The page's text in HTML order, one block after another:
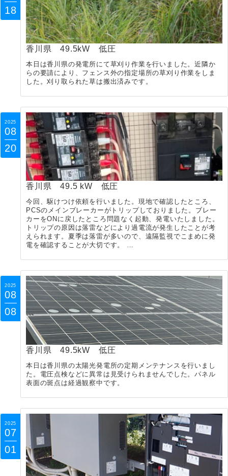
18
香川県 49.5kW 低圧
本日は香川県の発電所にて草刈り作業を行いました。近隣か
らの要請により、フェンス外の指定場所の草刈り作業をしま
した。刈り取られた草は搬出済みです。
2025
08
20
香川県 49.5 kW 低圧
今回、駆けつけ依頼を行いました。現地で確認したところ、
PCSのメインブレーカーがトリップしておりました。ブレー
カーをONに戻したところ問題なく起動、発電いたしました。
トリップの原因は落雷などにより過電流が発生したことが考
えられます。夏季は落雷が多いので、遠隔監視でこまめに発
電を確認することが大切です。 …
2025
08
08
香川県 49.5kW 低圧
本日は香川県の太陽光発電所の定期メンテナンスを行いまし
た。電圧点検などに異常は見受けられませんでした。パネル
表面の斑点は経過観察中です。
2025
07
01